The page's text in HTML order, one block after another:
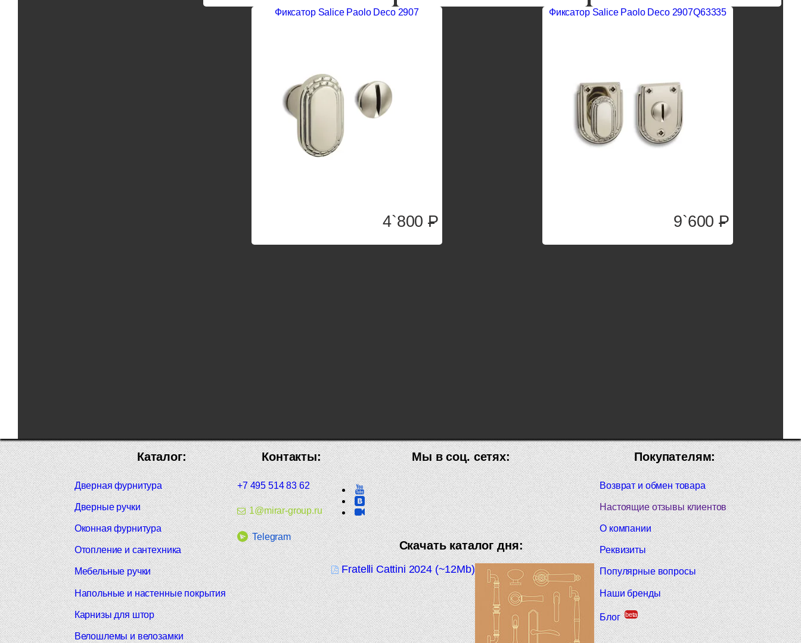
Фиксатор Salice Paolo Deco 2907
4`800P
Фиксатор Salice Paolo Deco 2907Q63335
9`600P
Покупателям:
Возврат и обмен товара
Настоящие отзывы клиентов
О компании
Реквизиты
Популярные вопросы
Наши бренды
Блог beta
Мы в соц. сетях:
Скачать каталог дня:
Fratelli Cattini 2024 (~12Mb)
Контакты:
+7 495 514 83 62
1@mirar-group.ru
Telegram
Каталог:
Дверная фурнитура
Дверные ручки
Оконная фурнитура
Отопление и сантехника
Мебельные ручки
Напольные и настенные покрытия
Карнизы для штор
Велошлемы и велозамки